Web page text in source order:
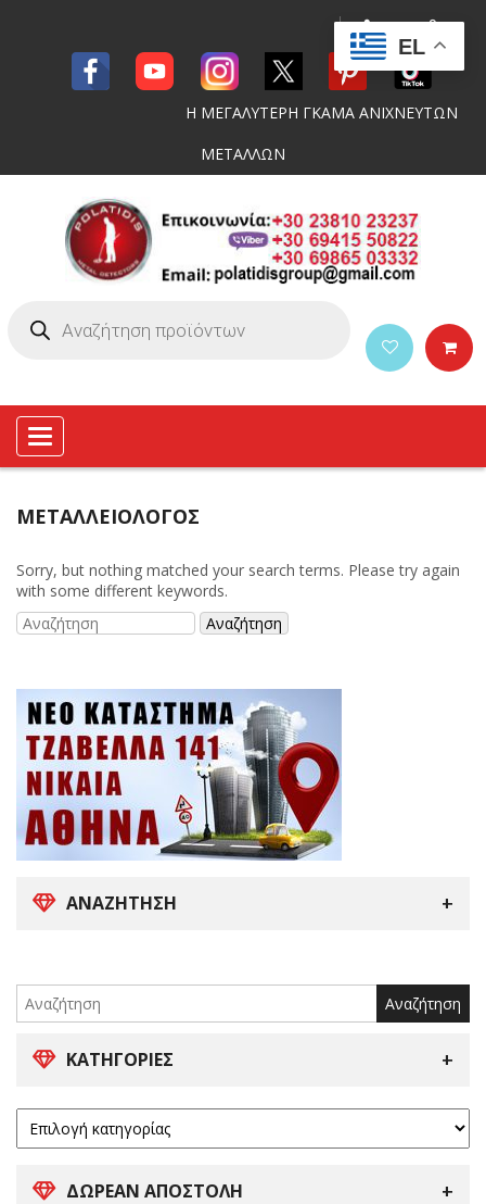
Η ΜΕΓΑΛΥΤΕΡΗ ΓΚΑΜΑ ΑΝΙΧΝΕΥΤΩΝ
ΜΕΤΑΛΛΩΝ
Toggle
navigation
ΑΝΑΖΉΤΗΣΗ
for:
ΚΑΤΗΓΟΡΊΕΣ
ΔΩΡΕΑΝ ΑΠΟΣΤΟΛΗ
ΜΕΤΑΛΛΕΙΟΛΌΓΟΣ
Sorry, but nothing matched your search terms. Please try again
with some different keywords.
EL